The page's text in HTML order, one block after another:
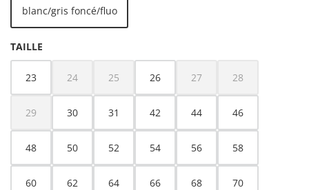
blanc/gris foncé/fluo
SÉLECTIONNEZ
TAILLE
23 24
(Cette option n'est pas disponible pour le moment.)
25
(Cette option n'est pas disponible pour le moment.)
26 27
(Cette option n'est pas
28
(Cette option
29
(Cette option n'est pas disponible pour le moment.)
30 31 42 44 46
48 50 52 54 56 58
60 62 64 66 68 70